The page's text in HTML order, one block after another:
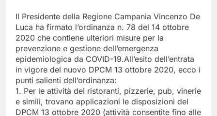
Il Presidente della Regione Campania Vincenzo De
Luca ha firmato l’ordinanza n. 78 del 14 ottobre
2020 che contiene ulteriori misure per la
prevenzione e gestione dell’emergenza
epidemiologica da COVID-19.All’esito dell’entrata
in vigore del nuovo DPCM 13 ottobre 2020, ecco i
punti salienti dell’ordinanza:
1. Per le attività dei ristoranti, pizzerie, pub, vinerie
e simili, trovano applicazioni le disposizioni del
DPCM 13 ottobre 2020 (attività consentite fino alle